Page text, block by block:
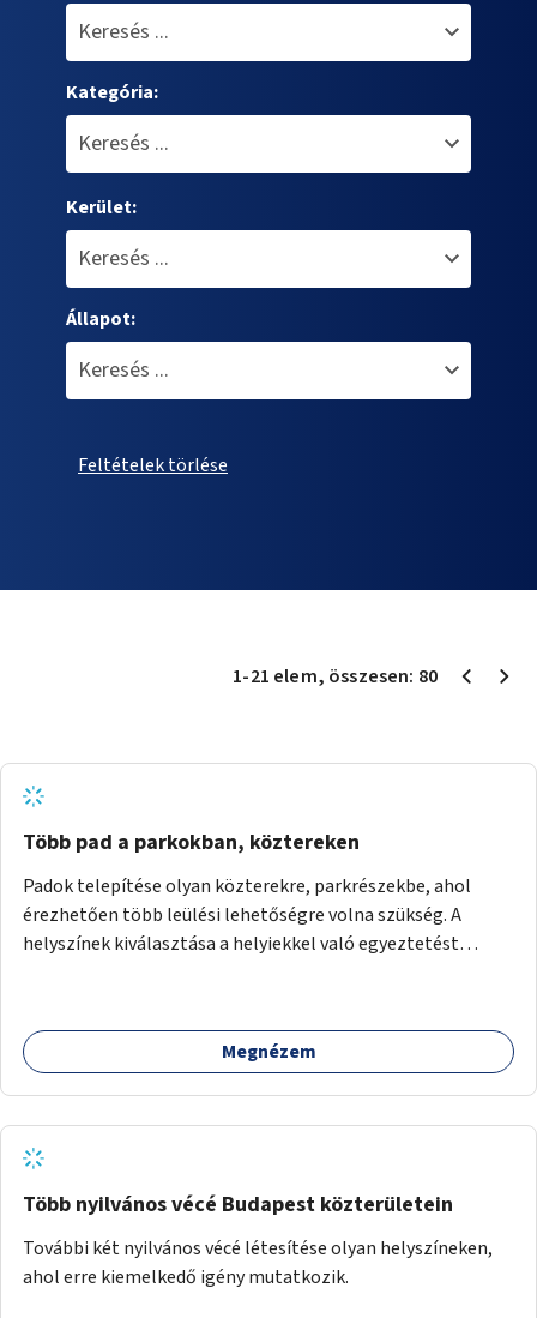
Kategória:
Kerület:
Állapot:
Feltételek törlése
1-21 elem, összesen: 80
Több pad a parkokban, köztereken
Padok telepítése olyan közterekre, parkrészekbe, ahol
érezhetően több leülési lehetőségre volna szükség. A
helyszínek kiválasztása a helyiekkel való egyeztetést
Megnézem
Több nyilvános vécé Budapest közterületein
További két nyilvános vécé létesítése olyan helyszíneken,
ahol erre kiemelkedő igény mutatkozik.